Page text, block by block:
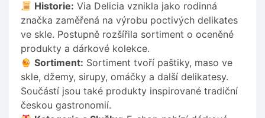
Historie: Via Delicia vznikla jako rodinná
značka zaměřená na výrobu poctivých delikates
ve skle. Postupně rozšířila sortiment o oceněné
produkty a dárkové kolekce.
Sortiment: Sortiment tvoří paštiky, maso ve
skle, džemy, sirupy, omáčky a další delikatesy.
Součástí jsou také produkty inspirované tradiční
českou gastronomií.